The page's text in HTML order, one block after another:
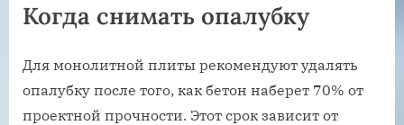
Когда снимать опалубку
Для монолитной плиты рекомендуют удалять
опалубку после того, как бетон наберет 70% от
проектной прочности. Этот срок зависит от